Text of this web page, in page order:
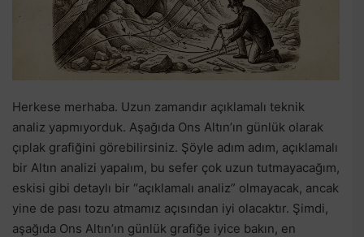
Herkese merhaba. Uzun zamandır açıklamalı teknik
analiz yapmıyorduk. Aşağıda Ons Altın’ın günlük olarak
çıplak grafiğini görebilirsiniz. Şöyle adım adım, açıklamalı
bir Altın analizi yapalım, bu sefer çok uzun tutmayacağım,
eskisi gibi detaylı bir “açıklamalı analiz” olmayacak, ancak
yine de pası tozu atmamız açısından iyi olacaktır. Şimdi,
aşağıda Ons Altın’ın günlük grafiğe iyice bakın, en